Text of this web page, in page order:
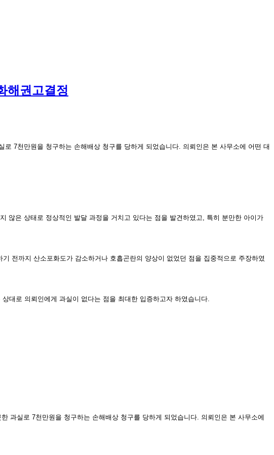
해권고결정
7천만원을 청구하는 손해배상 청구를 당하게 되었습니다. 의뢰인은 본 사무소에 어떤 대
않은 상태로 정상적인 발달 과정을 거치고 있다는 점을 발견하였고, 특히 분만한 아이가
전까지 산소포화도가 감소하거나 호흡곤란의 양상이 없었던 점을 집중적으로 주장하였
대로 의뢰인에게 과실이 없다는 점을 최대한 입증하고자 하였습니다.
과실로 7천만원을 청구하는 손해배상 청구를 당하게 되었습니다. 의뢰인은 본 사무소에